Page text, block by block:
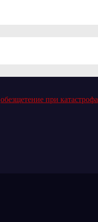
обезщетение при катастрофа